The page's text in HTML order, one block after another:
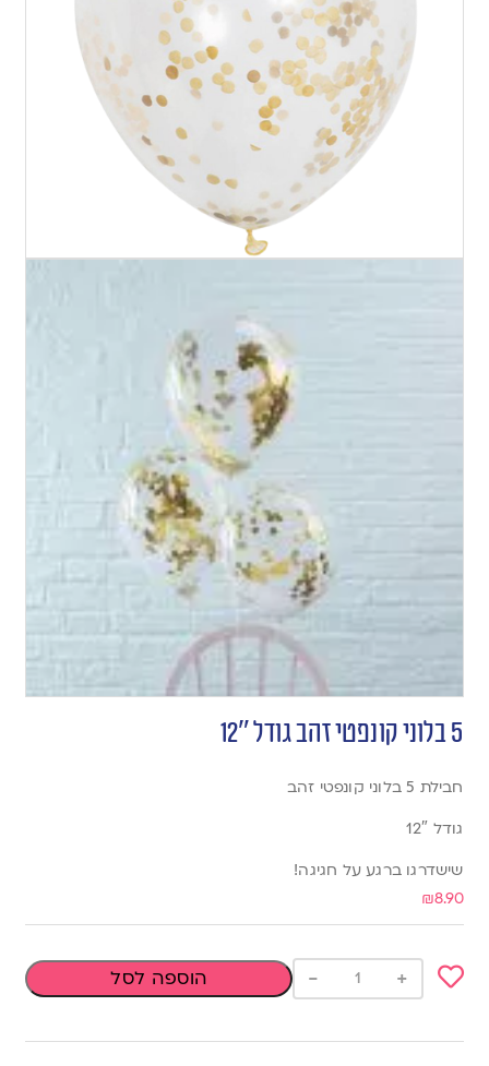
5 בלוני קונפטי זהב גודל 12″
חבילת 5 בלוני קונפטי זהב
גודל 12″
שישדרגו ברגע על חגיגה!
₪8.90
to
+
- הוספה לסל